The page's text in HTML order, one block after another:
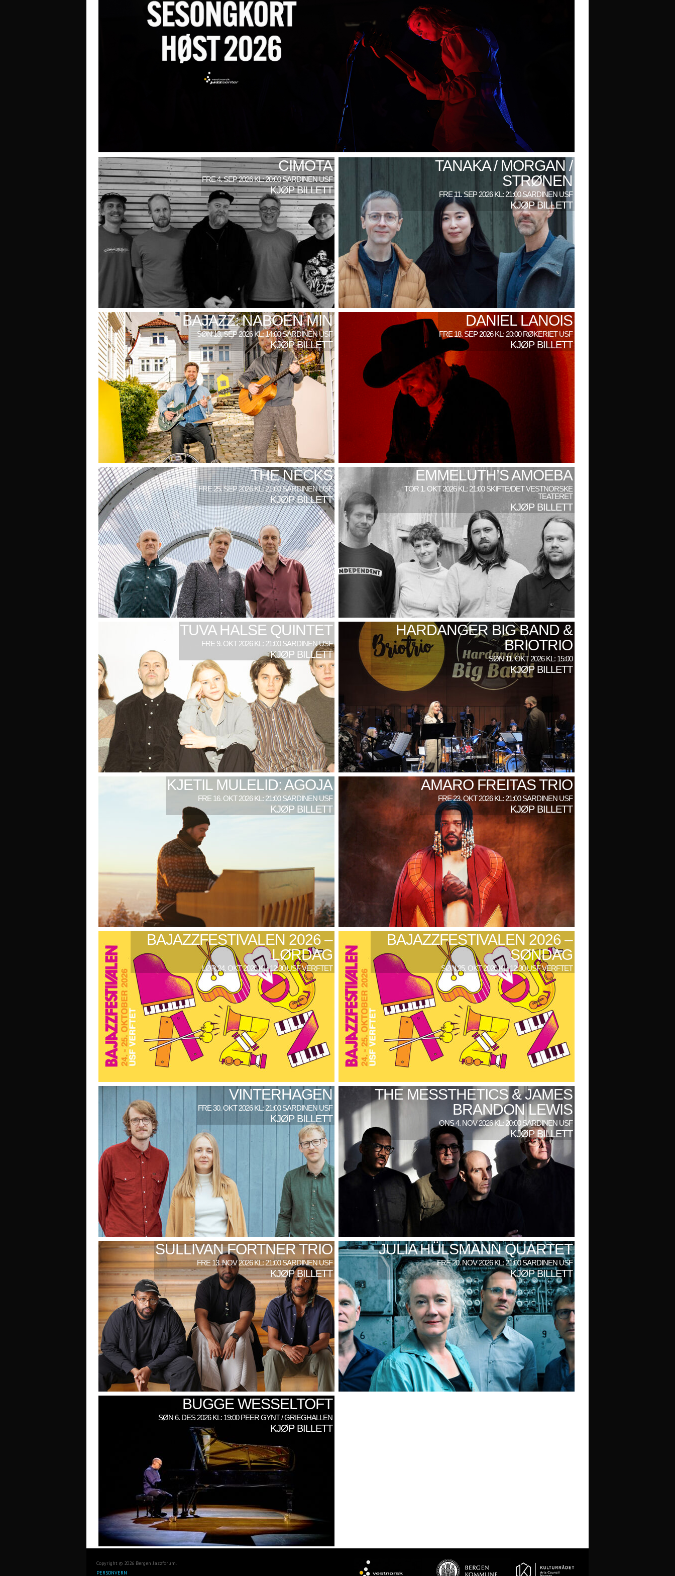
CIMOTA
FRE 4. SEP 2026 KL: 20:00 SARDINEN USF
KJØP BILLETT
TANAKA / MORGAN /
STRØNEN
FRE 11. SEP 2026 KL: 21:00 SARDINEN USF
KJØP BILLETT
BAJAZZ: NABOEN MIN
SØN 13. SEP 2026 KL: 14:00 SARDINEN USF
KJØP BILLETT
DANIEL LANOIS
FRE 18. SEP 2026 KL: 20:00 RØKERIET USF
KJØP BILLETT
THE NECKS
FRE 25. SEP 2026 KL: 21:00 SARDINEN USF
KJØP BILLETT
EMMELUTH’S AMOEBA
TOR 1. OKT 2026 KL: 21:00 SKIFTE/DET VESTNORSKE
TEATERET
KJØP BILLETT
TUVA HALSE QUINTET
FRE 9. OKT 2026 KL: 21:00 SARDINEN USF
KJØP BILLETT
HARDANGER BIG BAND &
BRIOTRIO
SØN 11. OKT 2026 KL: 15:00
KJØP BILLETT
KJETIL MULELID: AGOJA
FRE 16. OKT 2026 KL: 21:00 SARDINEN USF
KJØP BILLETT
AMARO FREITAS TRIO
FRE 23. OKT 2026 KL: 21:00 SARDINEN USF
KJØP BILLETT
BAJAZZFESTIVALEN 2026 –
LØRDAG
LØR 24. OKT 2026 KL: 12:30 USF VERFTET
BAJAZZFESTIVALEN 2026 –
SØNDAG
SØN 25. OKT 2026 KL: 12:30 USF VERFTET
VINTERHAGEN
FRE 30. OKT 2026 KL: 21:00 SARDINEN USF
KJØP BILLETT
THE MESSTHETICS & JAMES
BRANDON LEWIS
ONS 4. NOV 2026 KL: 20:00 SARDINEN USF
KJØP BILLETT
SULLIVAN FORTNER TRIO
FRE 13. NOV 2026 KL: 21:00 SARDINEN USF
KJØP BILLETT
JULIA HÜLSMANN QUARTET
FRE 20. NOV 2026 KL: 21:00 SARDINEN USF
KJØP BILLETT
BUGGE WESSELTOFT
SØN 6. DES 2026 KL: 19:00 PEER GYNT / GRIEGHALLEN
KJØP BILLETT
Copyright © 2026 Bergen Jazzforum.
PERSONVERN